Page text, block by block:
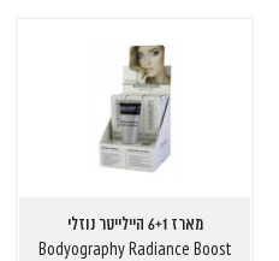
מארז 6+1 היילייטר נוזלי
Bodyography Radiance Boost